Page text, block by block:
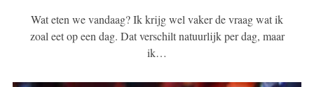
Wat eten we vandaag? Ik krijg wel vaker de vraag wat ik
zoal eet op een dag. Dat verschilt natuurlijk per dag, maar
ik…